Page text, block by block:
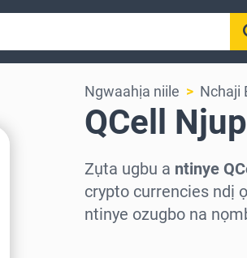
Ngwaahịa niile Nchaji
QCell
Zụta ugbu a ntinye
crypto currencies ndị
ntinye ozugbo na